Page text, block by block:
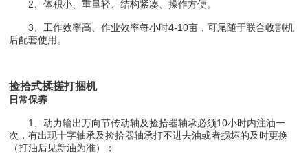
2、体积小、重量轻、结构紧凑、操作方便。
3、工作效率高、作业效率每小时4-10亩，可尾随于联合收割机
后配套使用。
捡拾式揉搓打捆机
日常保养
1、动力输出万向节传动轴及捡拾器轴承必须10小时内注油一
次，有出现十字轴承及捡拾器轴承打不进去油或者损坏的及时更换
（打油后见新油为准）；